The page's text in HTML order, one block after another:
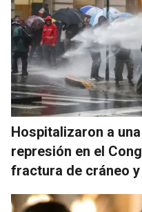
Hospitalizaron a
represión en el
fractura de cráneo